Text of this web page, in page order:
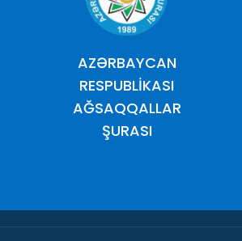
AZƏRBAYCAN
RESPUBLİKASI
AĞSAQQALLAR
ŞURASI